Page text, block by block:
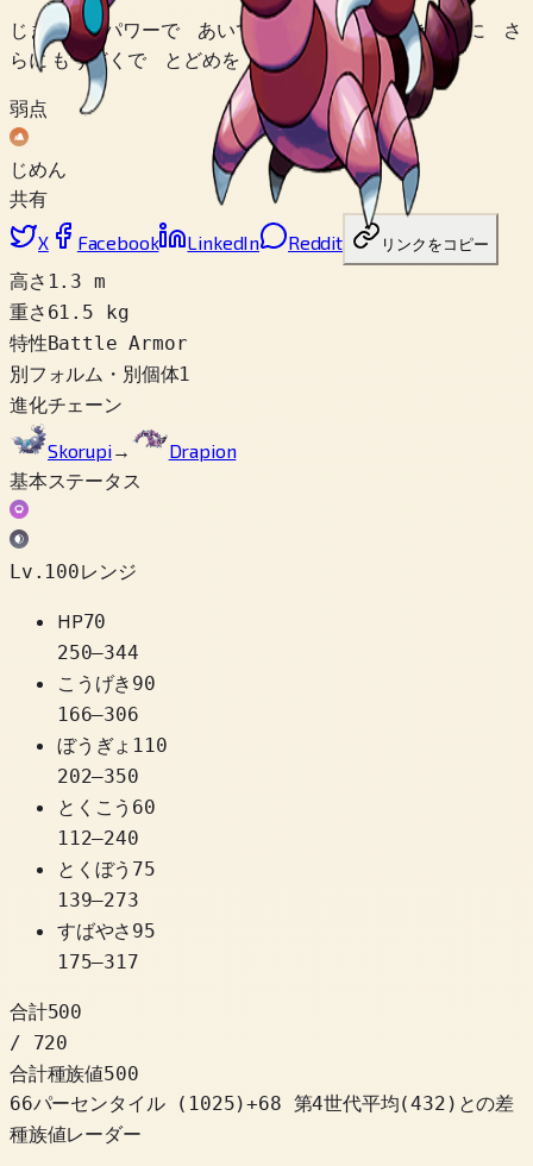
じまんの パワーで あいてを ばらばらに できるのに さ
らに もうどくで とどめを さすのだ。
弱点
じめん
共有
X
Facebook LinkedIn Reddit リンクをコピー
高さ 1.3 m
重さ 61.5 kg
特性Battle Armor
別フォルム・別個体1
進化チェーン
Skorupi→
Drapion
基本ステータス
Lv.100レンジ
HP70
250–344
こうげき 90
166–306
ぼうぎょ 110
202–350
とくこう 60
112–240
とくぼう 75
139–273
すばやさ 95
175–317
合計500
/ 720
合計種族値500
66パーセンタイル
( 1025)+68 第4世代平均(432)との差
種族値レーダー